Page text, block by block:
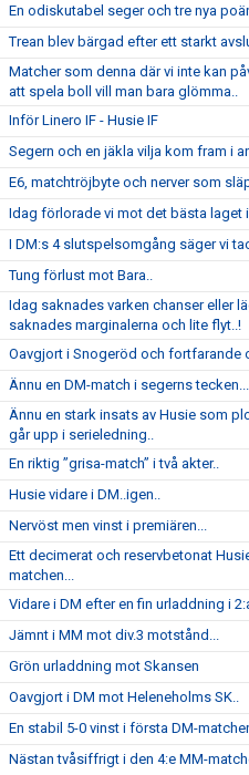
En odiskutabel seger och tre nya
Trean blev bärgad efter ett starkt
Matcher som denna där vi inte kan
att spela boll vill man bara glömma..
Inför Linero IF - Husie IF
Segern och en jäkla vilja kom fram i
E6, matchtröjbyte och nerver som
Idag förlorade vi mot det bästa laget i
I DM:s 4 slutspelsomgång säger vi
Tung förlust mot Bara..
Idag saknades varken chanser eller
saknades marginalerna och lite flyt..!
Oavgjort i Snogeröd och fortfarande
Ännu en DM-match i segerns tecken...
Ännu en stark insats av Husie som
går upp i serieledning..
En riktig ”grisa-match” i två akter..
Husie vidare i DM..igen..
Nervöst men vinst i premiären...
Ett decimerat och reservbetonat
matchen...
Vidare i DM efter en fin urladdning i
Jämnt i MM mot div.3 motstånd...
Grön urladdning mot Skansen
Oavgjort i DM mot Heleneholms SK..
En stabil 5-0 vinst i första DM-
Nästan tvåsiffrigt i den 4:e MM-